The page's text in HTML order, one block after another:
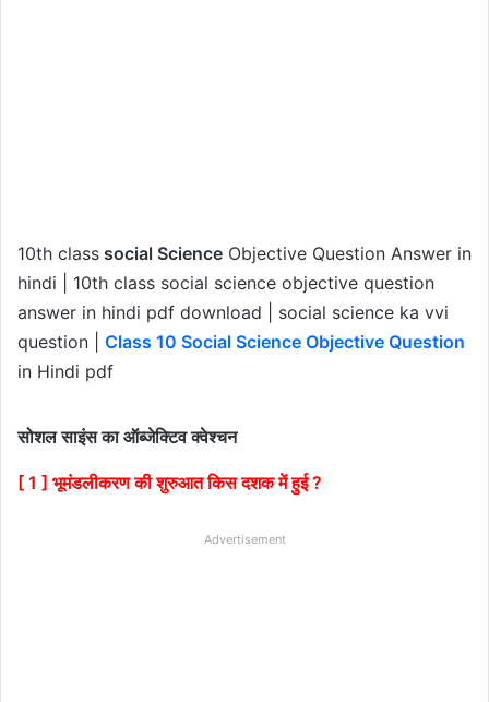
10th class social Science Objective Question Answer in
hindi | 10th class social science objective question
answer in hindi pdf download | social science ka vvi
question | Class 10 Social Science Objective Question
in Hindi pdf
सोशल साइंस का ऑब्जेक्टिव क्वेश्चन
[ 1 ] भूमंडलीकरण की शुरुआत किस दशक में हुई ?
Advertisement